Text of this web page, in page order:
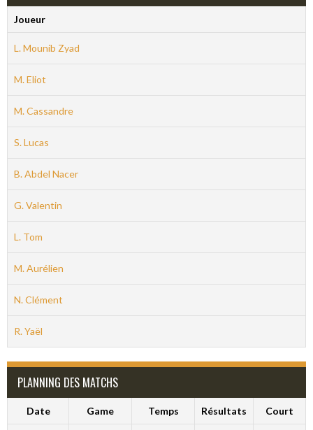
Joueur
L. Mounib Zyad
M. Eliot
M. Cassandre
S. Lucas
B. Abdel Nacer
G. Valentin
L. Tom
M. Aurélien
N. Clément
R. Yaël
PLANNING DES MATCHS
Date Game Temps Résultats Court